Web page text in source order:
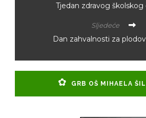
Tjedan zdravog školskog
Sljedeće
Dan zahvalnosti za
GRB OŠ MIHAELA